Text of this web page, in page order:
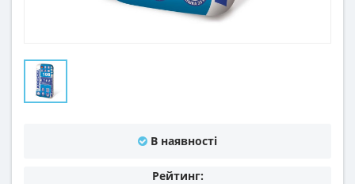
В наявності
Рейтинг: